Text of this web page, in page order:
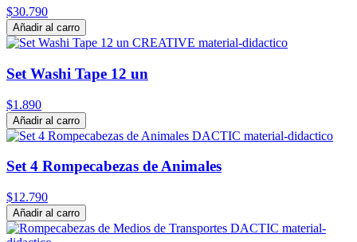
$30.790
Añadir al carro
Set Washi Tape 12 un
$1.890
Añadir al carro
Set 4 Rompecabezas de Animales
$12.790
Añadir al carro